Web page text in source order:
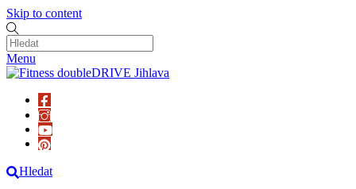
Skip to content
Menu
Hledat